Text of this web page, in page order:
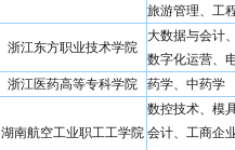
旅游管理、工
浙江东方职业技术学院
大数据与会计
数字化运营、
浙江医药高等专科学院
药学、中药学
湖南航空工业职工工学院
数控技术、模
会计、工商企